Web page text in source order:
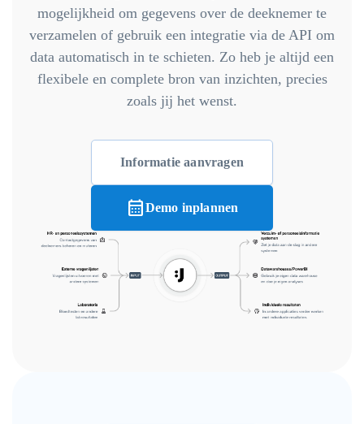
mogelijkheid om gegevens over de deeknemer te
verzamelen of gebruik een integratie via de API om
data automatisch in te schieten. Zo heb je altijd een
flexibele en complete bron van inzichten, precies
zoals jij het wenst.
Informatie aanvragen
calendar_monthDemo inplannen